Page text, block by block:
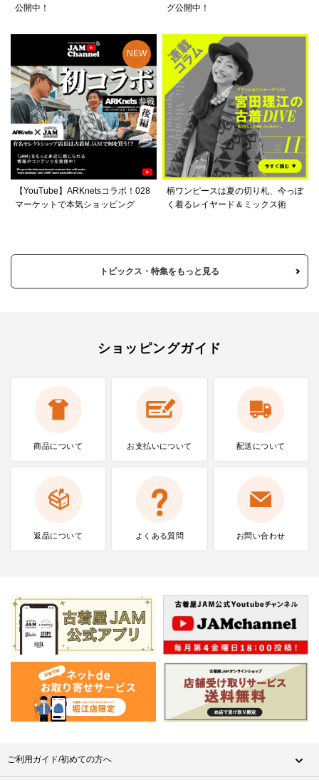
公開中！
グ公開中！
【YouTube】ARKnetsコラボ！028
マーケットで本気ショッピング
柄ワンピースは夏の切り札、今っぽ
く着るレイヤード＆ミックス術
トピックス・特集をもっと見る
ショッピングガイド
商品について お支払いについて 配送について
返品について よくある質問 お問い合わせ
ご利用ガイド/初めての方へ